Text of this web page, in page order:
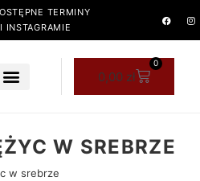
TERMINY
INSTAGRAMIE
0,00 zł
0
W SREBRZE
w srebrze